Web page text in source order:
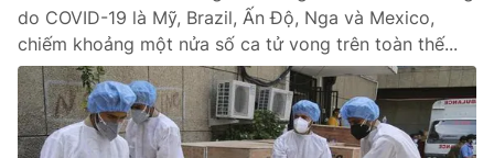
do COVID-19 là Mỹ, Brazil, Ấn Độ, Nga và Mexico,
chiếm khoảng một nửa số ca tử vong trên toàn thế...